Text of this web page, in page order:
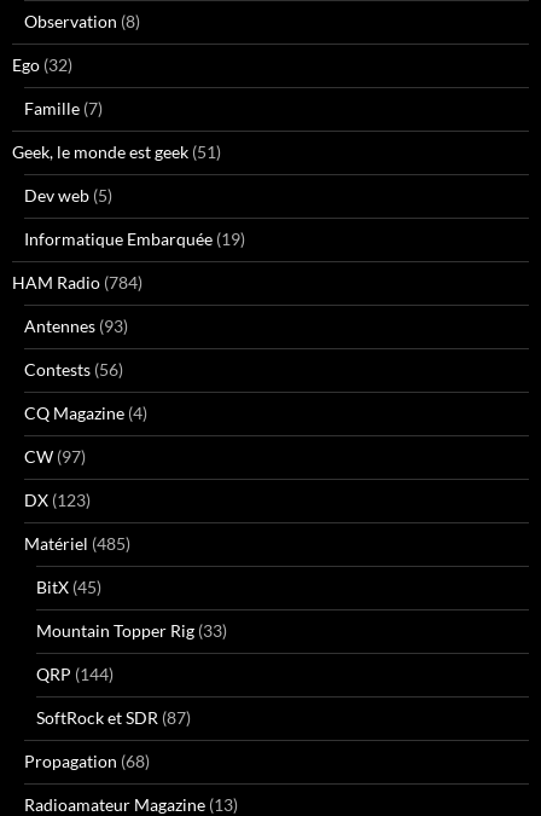
Observation (8)
Ego (32)
Famille (7)
Geek, le monde est geek (51)
Dev web (5)
Informatique Embarquée (19)
HAM Radio (784)
Antennes (93)
Contests (56)
CQ Magazine (4)
CW (97)
DX (123)
Matériel (485)
BitX (45)
Mountain Topper Rig (33)
QRP (144)
SoftRock et SDR (87)
Propagation (68)
Radioamateur Magazine (13)